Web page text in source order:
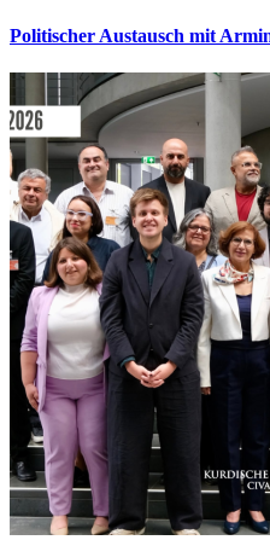
Politischer Austausch mit